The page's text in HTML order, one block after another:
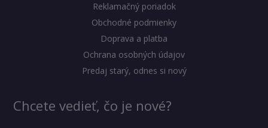
Reklamačný poriadok
Obchodné podmienky
Doprava a platba
Ochrana osobných údajov
Predaj starý, odnes si nový
Chcete vedieť, čo je nové?